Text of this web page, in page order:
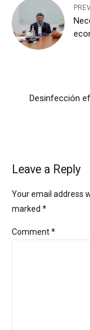
Desinfección
Leave a Reply
Your email address
marked *
Comment*